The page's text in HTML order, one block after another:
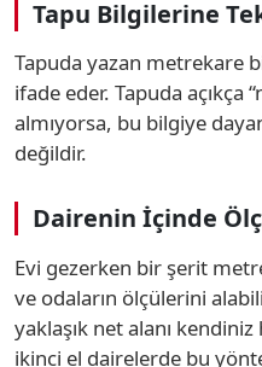
Tapu Bilgilerine
Tapuda yazan metrekare
ifade eder. Tapuda açıkça
almıyorsa, bu bilgiye
değildir.
Dairenin İçinde
Evi gezerken bir şerit
ve odaların ölçülerini
yaklaşık net alanı
ikinci el dairelerde bu